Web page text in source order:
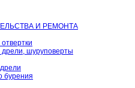
И РЕМОНТА
дрели, шуруповерты
бурения